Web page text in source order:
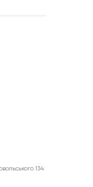
134